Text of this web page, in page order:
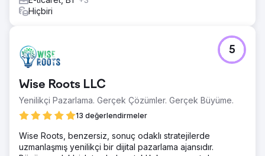
Hiçbiri
Wise Roots LLC
Yenilikçi Pazarlama. Gerçek Çözümler. Gerçek Büyüme.
13 değerlendirmeler
5
Wise Roots, benzersiz, sonuç odaklı stratejilerde
uzmanlaşmış yenilikçi bir dijital pazarlama ajansıdır.